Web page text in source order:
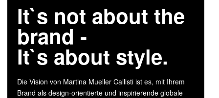
It`s not about the
brand -
It`s about style.
Die Vision von Martina Mueller Callisti ist es, mit Ihrem
Brand als design-orientierte und inspirierende globale